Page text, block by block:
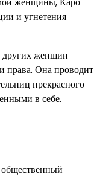
и угнетения
других женщин
права. Она проводит
прекрасного
в себе.